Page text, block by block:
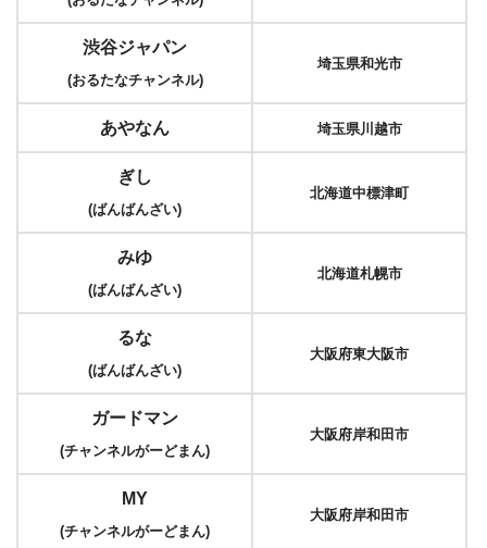
渋谷ジャパン
(おるたなチャンネル)
埼玉県和光市
あやなん 埼玉県川越市
ぎし
(ばんばんざい)
北海道中標津町
みゆ
(ばんばんざい)
北海道札幌市
るな
(ばんばんざい)
大阪府東大阪市
ガードマン
(チャンネルがーどまん)
大阪府岸和田市
MY
(チャンネルがーどまん)
大阪府岸和田市